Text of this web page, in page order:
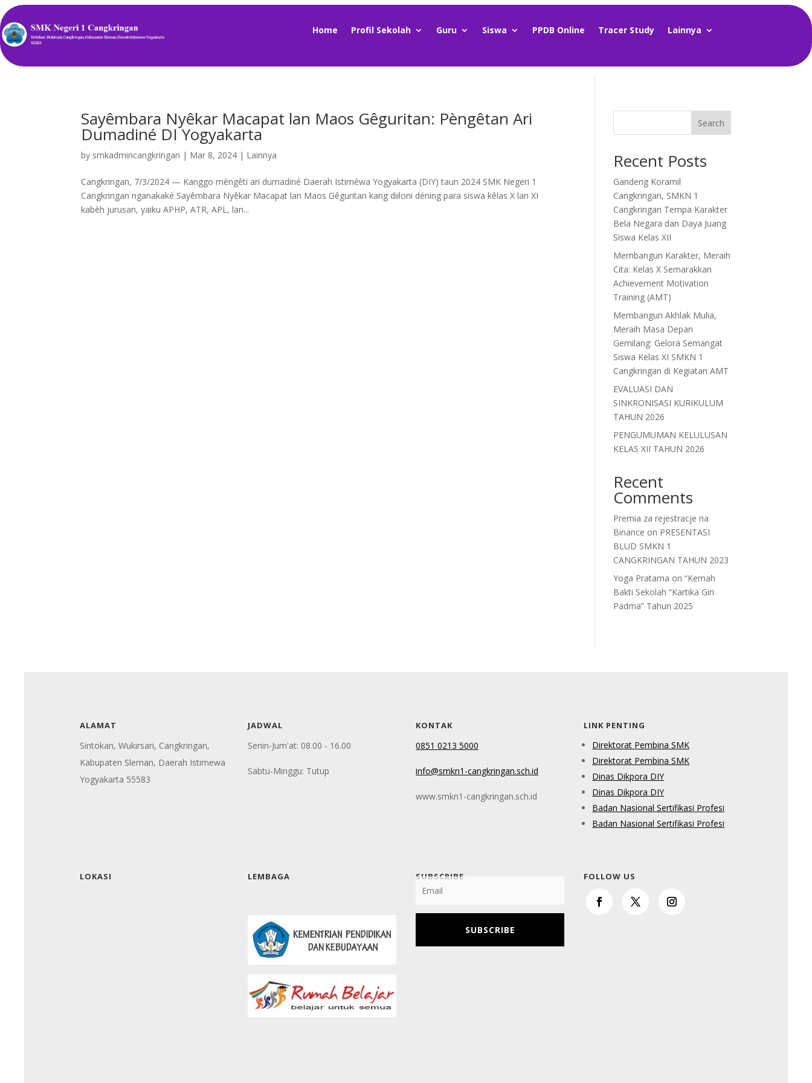
Home Profil Sekolah Guru Siswa PPDB Online Tracer Study Lainnya
Sayêmbara Nyêkar Macapat lan Maos Gêguritan: Pèngêtan Ari
Dumadiné DI Yogyakarta
by smkadmincangkringan | Mar 8, 2024 | Lainnya
Cangkringan, 7/3/2024 — Kanggo mèngêti ari dumadiné Daerah Istiméwa Yogyakarta (DIY) taun 2024 SMK Negeri 1
Cangkringan nganakaké Sayêmbara Nyêkar Macapat lan Maos Gêguritan kang diiloni déning para siswa kêlas X lan XI
kabèh jurusan, yaiku APHP, ATR, APL, lan...
Search
Recent Posts
Gandeng Koramil
Cangkringan, SMKN 1
Cangkringan Tempa Karakter
Bela Negara dan Daya Juang
Siswa Kelas XII
Membangun Karakter, Meraih
Cita: Kelas X Semarakkan
Achievement Motivation
Training (AMT)
Membangun Akhlak Mulia,
Meraih Masa Depan
Gemilang: Gelora Semangat
Siswa Kelas XI SMKN 1
Cangkringan di Kegiatan AMT
EVALUASI DAN
SINKRONISASI KURIKULUM
TAHUN 2026
PENGUMUMAN KELULUSAN
KELAS XII TAHUN 2026
Recent
Comments
Premia za rejestracje na
Binance on PRESENTASI
BLUD SMKN 1
CANGKRINGAN TAHUN 2023
Yoga Pratama on“Kemah
Bakti Sekolah “Kartika Giri
Padma” Tahun 2025
ALAMAT
Sintokan, Wukirsari, Cangkringan,
Kabupaten Sleman, Daerah Istimewa
Yogyakarta 55583
JADWAL
Senin-Jum'at: 08.00 - 16.00
Sabtu-Minggu: Tutup
KONTAK
0851 0213 5000
info@smkn1-cangkringan.sch.id
www.smkn1-cangkringan.sch.id
LINK PENTING
Direktorat Pembina SMK
Direktorat Pembina SMK
Dinas Dikpora DIY
Dinas Dikpora DIY
Badan Nasional Sertifikasi Profesi
Badan Nasional Sertifikasi Profesi
LOKASI LEMBAGA SUBSCRIBE
SUBSCRIBE
FOLLOW US